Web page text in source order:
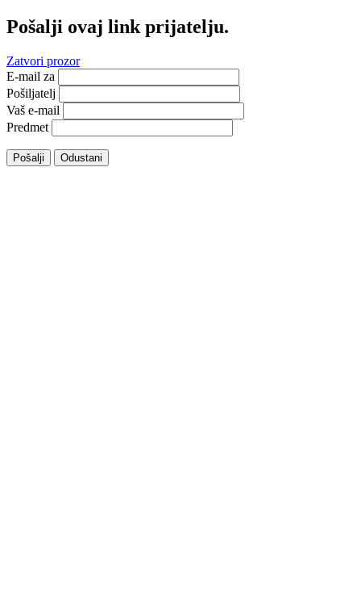
Pošalji ovaj link prijatelju.
Zatvori prozor
E-mail za
Pošiljatelj
Vaš e-mail
Predmet
Pošalji Odustani